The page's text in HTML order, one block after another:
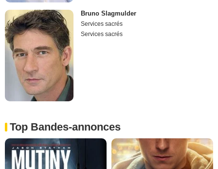
Bruno Slagmulder
Services sacrés
Services sacrés
Top Bandes-annonces